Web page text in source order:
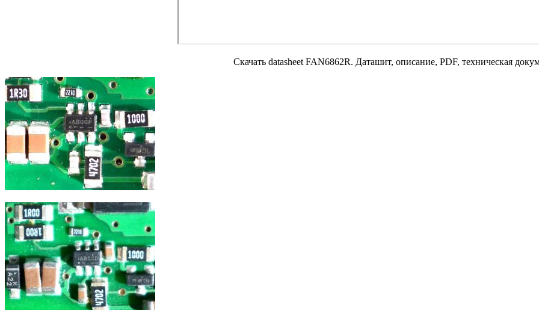
Скачать datasheet FAN6862R. Даташит, описание, PDF, техническая